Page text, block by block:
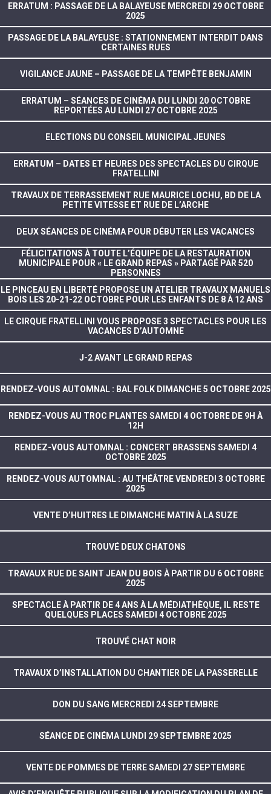
ERRATUM : PASSAGE DE LA BALAYEUSE MERCREDI 29 OCTOBRE
2025
PASSAGE DE LA BALAYEUSE : STATIONNEMENT INTERDIT DANS
CERTAINES RUES
VIGILANCE JAUNE – PASSAGE DE LA TEMPÊTE BENJAMIN
ERRATUM – SÉANCES DE CINÉMA DU LUNDI 20 OCTOBRE
REPORTÉES AU LUNDI 27 OCTOBRE 2025
ELECTIONS DU CONSEIL MUNICIPAL JEUNES
ERRATUM – DATES ET HEURES DES SPECTACLES DU CIRQUE
FRATELLINI
TRAVAUX DE TERRASSEMENT RUE MAURICE LOCHU, BD DE LA
PETITE VITESSE ET RUE DE L’ARCHE
DEUX SÉANCES DE CINÉMA POUR DÉBUTER LES VACANCES
FÉLICITATIONS À TOUTE L’ÉQUIPE DE LA RESTAURATION
MUNICIPALE POUR « LE GRAND REPAS » PARTAGÉ PAR 520
PERSONNES
LE PINCEAU EN LIBERTÉ PROPOSE UN ATELIER TRAVAUX MANUELS
BOIS LES 20-21-22 OCTOBRE POUR LES ENFANTS DE 8 À 12 ANS
LE CIRQUE FRATELLINI VOUS PROPOSE 3 SPECTACLES POUR LES
VACANCES D’AUTOMNE
J-2 AVANT LE GRAND REPAS
RENDEZ-VOUS AUTOMNAL : BAL FOLK DIMANCHE 5 OCTOBRE 2025
RENDEZ-VOUS AU TROC PLANTES SAMEDI 4 OCTOBRE DE 9H À
12H
RENDEZ-VOUS AUTOMNAL : CONCERT BRASSENS SAMEDI 4
OCTOBRE 2025
RENDEZ-VOUS AUTOMNAL : AU THÉÂTRE VENDREDI 3 OCTOBRE
2025
VENTE D’HUITRES LE DIMANCHE MATIN À LA SUZE
TROUVÉ DEUX CHATONS
TRAVAUX RUE DE SAINT JEAN DU BOIS À PARTIR DU 6 OCTOBRE
2025
SPECTACLE À PARTIR DE 4 ANS À LA MÉDIATHÈQUE, IL RESTE
QUELQUES PLACES SAMEDI 4 OCTOBRE 2025
TROUVÉ CHAT NOIR
TRAVAUX D’INSTALLATION DU CHANTIER DE LA PASSERELLE
DON DU SANG MERCREDI 24 SEPTEMBRE
SÉANCE DE CINÉMA LUNDI 29 SEPTEMBRE 2025
VENTE DE POMMES DE TERRE SAMEDI 27 SEPTEMBRE